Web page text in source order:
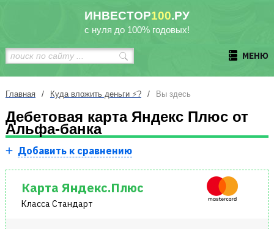
ИНВЕСТОР100.РУ
с нуля до 100% годовых!
МЕНЮ
Главная / Куда вложить деньги ⚡? / Вы здесь
Дебетовая карта Яндекс Плюс от
Альфа-банка
Добавить к сравнению
Карта Яндекс.Плюс
Класса Стандарт